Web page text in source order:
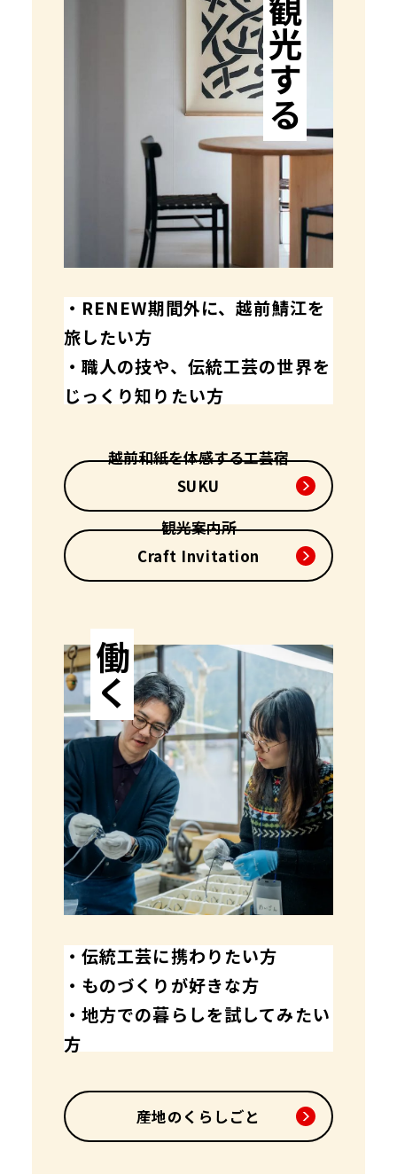
観光する
・RENEW期間外に、越前鯖江を
旅したい方
・職人の技や、伝統工芸の世界を
じっくり知りたい方
越前和紙を体感する工芸宿
SUKU
観光案内所
Craft Invitation
働く
・伝統工芸に携わりたい方
・ものづくりが好きな方
・地方での暮らしを試してみたい
方
産地のくらしごと